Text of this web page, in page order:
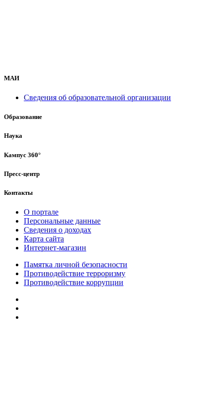
МАИ
Сведения об образовательной организации
Образование
Наука
Кампус 360°
Пресс-центр
Контакты
О портале
Персональные данные
Сведения о доходах
Карта сайта
Интернет-магазин
Памятка личной безопасности
Противодействие терроризму
Противодействие коррупции